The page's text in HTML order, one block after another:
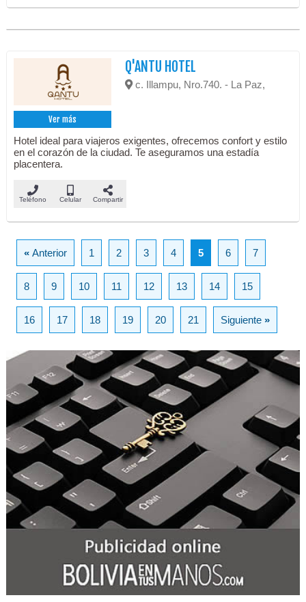
Ver más
Q'ANTU HOTEL
c. Illampu, Nro.740. - La Paz,
Hotel ideal para viajeros exigentes, ofrecemos confort y estilo
en el corazón de la ciudad. Te aseguramos una estadía
placentera.
Teléfono Celular Compartir
«Anterior 1 2 3 4 5 6 7
8 9 10 11 12 13 14 15
16 17 18 19 20 21 Siguiente»